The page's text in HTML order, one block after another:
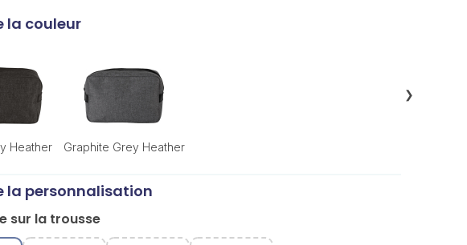
la couleur
Heather Graphite Grey Heather
❯
la personnalisation
sur la trousse